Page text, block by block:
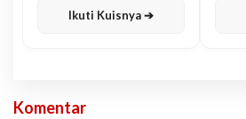
Ikuti Kuisnya ➔
Komentar